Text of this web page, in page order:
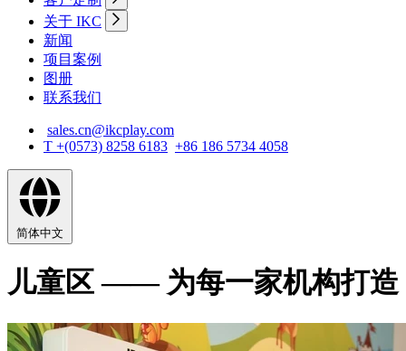
关于 IKC
新闻
项目案例
图册
联系我们
sales.cn@ikcplay.com
T +(0573) 8258 6183 +86 186 5734 4058
简体中文
儿童区 —— 为每一家机构打造